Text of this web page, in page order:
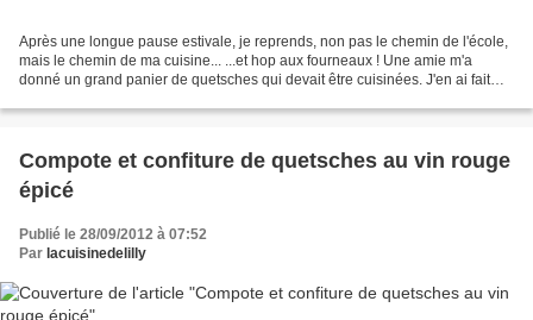
Après une longue pause estivale, je reprends, non pas le chemin de l'école,
mais le chemin de ma cuisine... ...et hop aux fourneaux ! Une amie m'a
donné un grand panier de quetsches qui devait être cuisinées. J'en ai fait
Compote et confiture de quetsches au vin rouge
épicé
Publié le 28/09/2012 à 07:52
Par lacuisinedelilly